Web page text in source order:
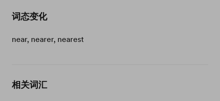
词态变化
near, nearer, nearest
相关词汇